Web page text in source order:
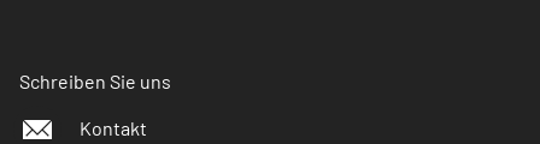
Schreiben Sie uns
Kontakt